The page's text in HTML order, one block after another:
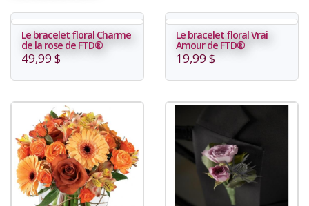
Le bracelet floral Charme
de la rose de FTD®
49,99 $
Le bracelet floral Vrai
Amour de FTD®
19,99 $